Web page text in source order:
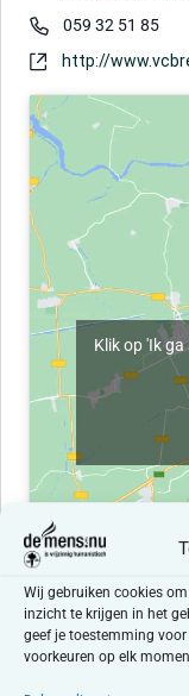
Wij gebruiken cookies
inzicht te krijgen in het
geef je toestemming
voorkeuren op elk
Telefoon059 32 51 85
Websitehttp://
Klik op 'Ik